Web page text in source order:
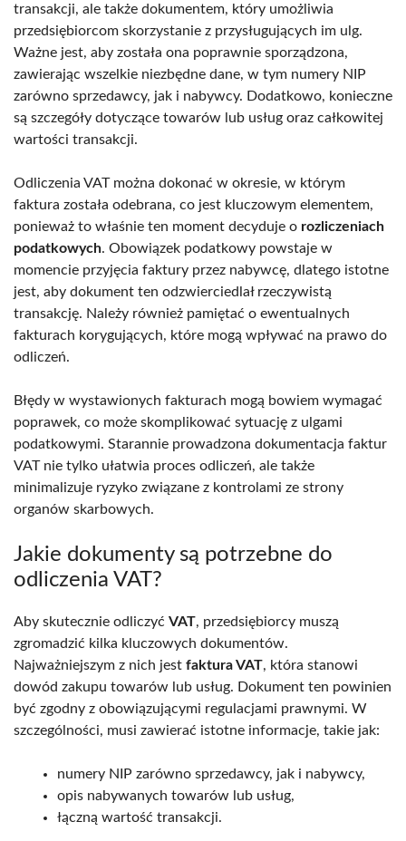
transakcji, ale także dokumentem, który umożliwia
przedsiębiorcom skorzystanie z przysługujących im ulg.
Ważne jest, aby została ona poprawnie sporządzona,
zawierając wszelkie niezbędne dane, w tym numery NIP
zarówno sprzedawcy, jak i nabywcy. Dodatkowo, konieczne
są szczegóły dotyczące towarów lub usług oraz całkowitej
wartości transakcji.
Odliczenia VAT można dokonać w okresie, w którym
faktura została odebrana, co jest kluczowym elementem,
ponieważ to właśnie ten moment decyduje o rozliczeniach
podatkowych. Obowiązek podatkowy powstaje w
momencie przyjęcia faktury przez nabywcę, dlatego istotne
jest, aby dokument ten odzwierciedlał rzeczywistą
transakcję. Należy również pamiętać o ewentualnych
fakturach korygujących, które mogą wpływać na prawo do
odliczeń.
Błędy w wystawionych fakturach mogą bowiem wymagać
poprawek, co może skomplikować sytuację z ulgami
podatkowymi. Starannie prowadzona dokumentacja faktur
VAT nie tylko ułatwia proces odliczeń, ale także
minimalizuje ryzyko związane z kontrolami ze strony
organów skarbowych.
Jakie dokumenty są potrzebne do
odliczenia VAT?
Aby skutecznie odliczyć VAT, przedsiębiorcy muszą
zgromadzić kilka kluczowych dokumentów.
Najważniejszym z nich jest faktura VAT, która stanowi
dowód zakupu towarów lub usług. Dokument ten powinien
być zgodny z obowiązującymi regulacjami prawnymi. W
szczególności, musi zawierać istotne informacje, takie jak:
numery NIP zarówno sprzedawcy, jak i nabywcy,
opis nabywanych towarów lub usług,
łączną wartość transakcji.